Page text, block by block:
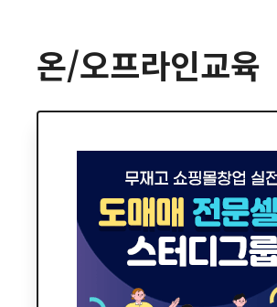
온/오프라인교육